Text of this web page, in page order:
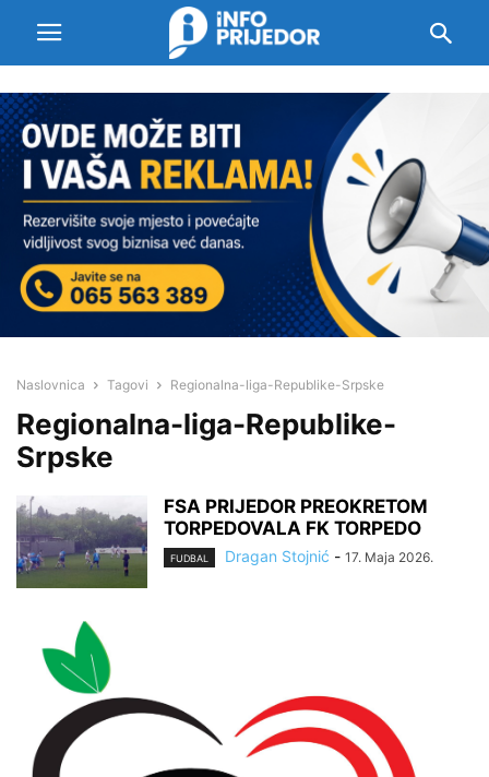
Naslovnica Tagovi Regionalna-liga-Republike-Srpske
Regionalna-liga-Republike-
Srpske
FSA PRIJEDOR PREOKRETOM
TORPEDOVALA FK TORPEDO
FUDBAL Dragan Stojnić - 17. Maja 2026.